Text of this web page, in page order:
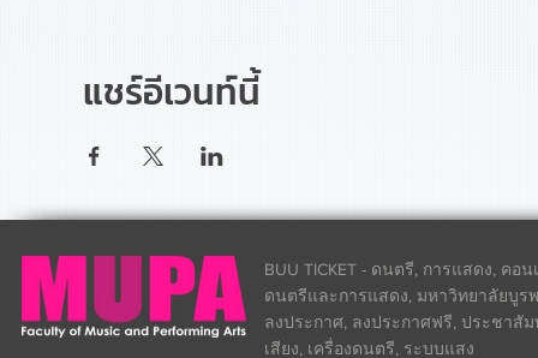
แชร์อีเวนท์นี้
BUU TICKET - ดนตรี, การแสดง, คอ
ดนตรีและการแสดง, มหาวิทยาลัยบูร
ลงประกาศ, ลงประกาศฟรี, ประชาสั
เสียง, เครื่องดนตรี, ระบบแสง